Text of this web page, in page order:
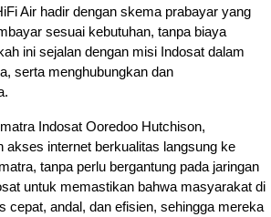
Air hadir dengan skema prabayar yang
sesuai kebutuhan, tanpa biaya
ini sejalan dengan misi Indosat dalam
serta menghubungkan dan
Indosat Ooredoo Hutchison,
akses internet berkualitas langsung ke
tanpa perlu bergantung pada jaringan
untuk memastikan bahwa masyarakat di
cepat, andal, dan efisien, sehingga mereka